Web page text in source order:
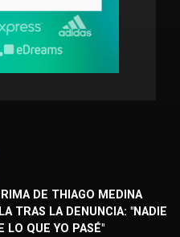
DE THIAGO MEDINA
TRAS LA DENUNCIA: "NADIE
LO QUE YO PASÉ"